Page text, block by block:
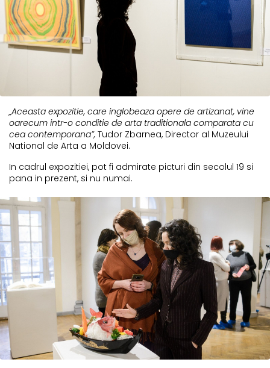
„Aceasta expozitie, care inglobeaza opere de artizanat, vine
oarecum intr-o conditie de arta traditionala comparata cu
cea contemporana”, Tudor Zbarnea, Director al Muzeului
National de Arta a Moldovei.
In cadrul expozitiei, pot fi admirate picturi din secolul 19 si
pana in prezent, si nu numai.